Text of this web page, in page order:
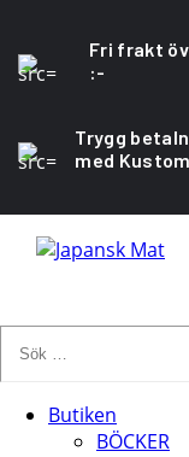
Fri frakt
:-
Trygg
med Kustom
Butiken
BÖCKER